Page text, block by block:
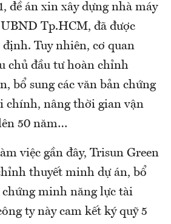
đề án xin xây dựng nhà máy
Tp.HCM, đã được
Tuy nhiên, cơ quan
chủ đầu tư hoàn chỉnh
bổ sung các văn bản chứng
chính, nâng thời gian vận
50 năm…
việc gần đây, Trisun Green
thuyết minh dự án, bổ
chứng minh năng lực tài
ty này cam kết ký quỹ 5